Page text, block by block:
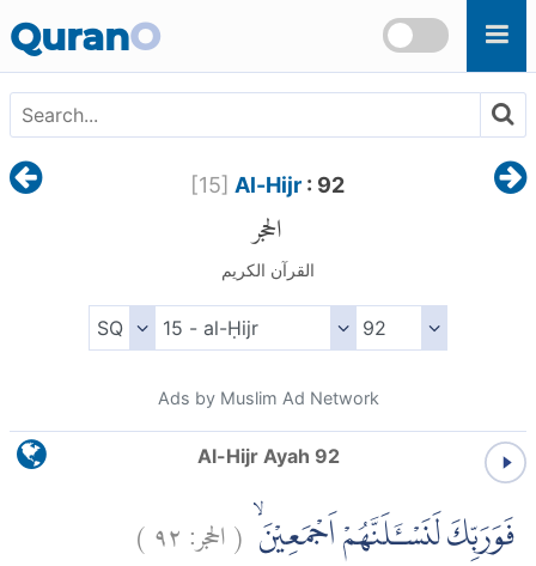
QuranO
[15] Al-Hijr : 92
الحجر
القرآن الكريم
Ads by Muslim Ad Network
Al-Hijr Ayah 92
فَوَرَبِّكَ لَنَسْـَٔلَنَّهُمْ اَجْمَعِيْنَۙ (الحجر:٩٢)